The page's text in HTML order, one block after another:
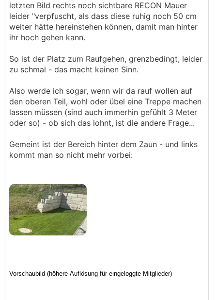
letzten Bild rechts noch sichtbare RECON Mauer
leider "verpfuscht, als dass diese ruhig noch 50 cm
weiter hätte hereinstehen können, damit man hinter
ihr hoch gehen kann.
So ist der Platz zum Raufgehen, grenzbedingt, leider
zu schmal - das macht keinen Sinn.
Also werde ich sogar, wenn wir da rauf wollen auf
den oberen Teil, wohl oder übel eine Treppe machen
lassen müssen (sind auch immerhin gefühlt 3 Meter
oder so) - ob sich das lohnt, ist die andere Frage...
Gemeint ist der Bereich hinter dem Zaun - und links
kommt man so nicht mehr vorbei: